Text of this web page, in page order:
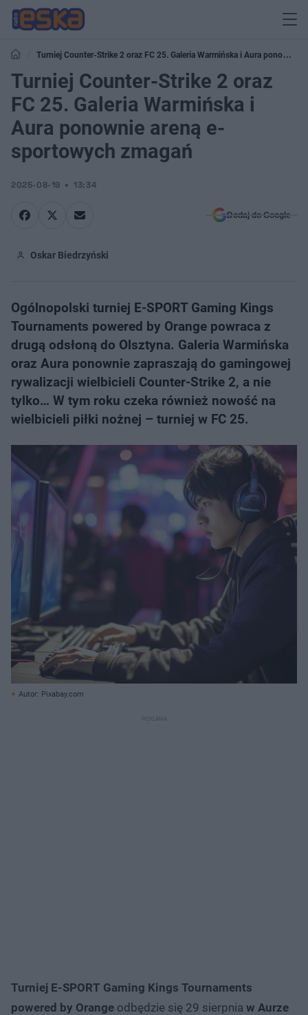
Turniej Counter-Strike 2 oraz FC 25. Galeria Warmińska i Aura ponownie
areną e-sportowych zmagań
Turniej Counter-Strike 2 oraz
FC 25. Galeria Warmińska i
Aura ponownie areną e-
sportowych zmagań
2025-08-19 13:34
Dodaj do Google
Oskar Biedrzyński
Ogólnopolski turniej E-SPORT Gaming Kings
Tournaments powered by Orange powraca z
drugą odsłoną do Olsztyna. Galeria Warmińska
oraz Aura ponownie zapraszają do gamingowej
rywalizacji wielbicieli Counter-Strike 2, a nie
tylko… W tym roku czeka również nowość na
wielbicieli piłki nożnej – turniej w FC 25.
Autor: Pixabay.com
Turniej E-SPORT Gaming Kings Tournaments
powered by Orange odbędzie się 29 sierpnia w Aurze